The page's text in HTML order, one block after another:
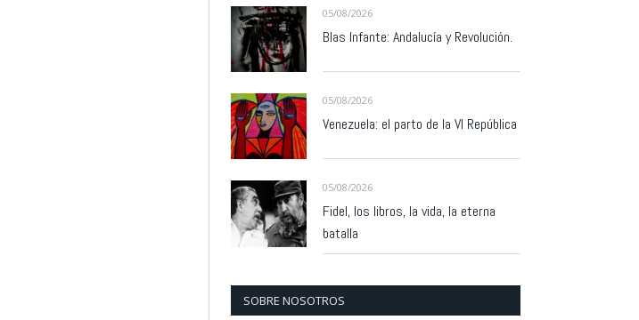
05/08/2026
Blas Infante: Andalucía y Revolución.
05/08/2026
Venezuela: el parto de la VI República
05/08/2026
Fidel, los libros, la vida, la eterna
batalla
SOBRE NOSOTROS